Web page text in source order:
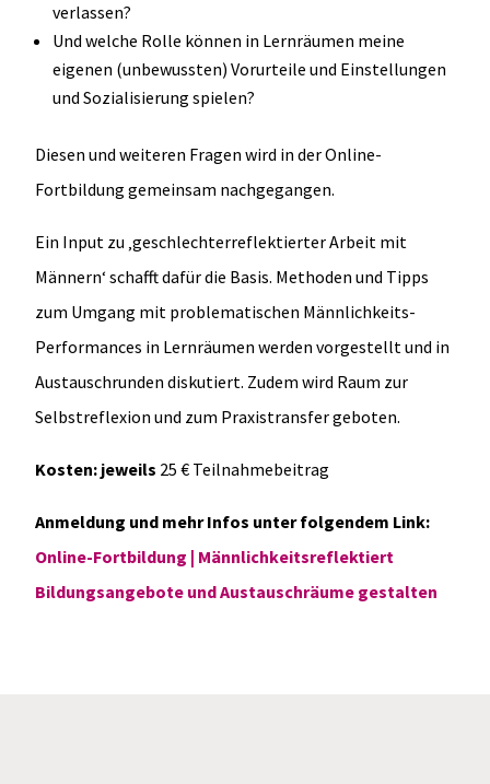
verlassen?
Und welche Rolle können in Lernräumen meine
eigenen (unbewussten) Vorurteile und Einstellungen
und Sozialisierung spielen?
Diesen und weiteren Fragen wird in der Online-
Fortbildung gemeinsam nachgegangen.
Ein Input zu ‚geschlechterreflektierter Arbeit mit
Männern‘ schafft dafür die Basis. Methoden und Tipps
zum Umgang mit problematischen Männlichkeits-
Performances in Lernräumen werden vorgestellt und in
Austauschrunden diskutiert. Zudem wird Raum zur
Selbstreflexion und zum Praxistransfer geboten.
Kosten: jeweils 25 € Teilnahmebeitrag
Anmeldung und mehr Infos unter folgendem Link:
Online-Fortbildung | Männlichkeitsreflektiert
Bildungsangebote und Austauschräume gestalten